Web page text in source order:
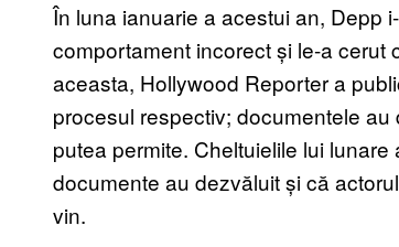
În luna ianuarie a acestui an, Depp
comportament incorect și le-a cerut
aceasta, Hollywood Reporter a
procesul respectiv; documentele
putea permite. Cheltuielile lui
documente au dezvăluit și că
vin.